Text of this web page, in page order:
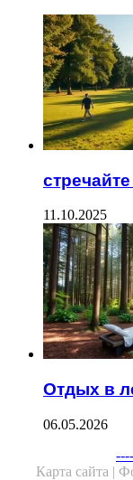
11.10.2025
Отдых в
06.05.2026
Карта сайта |